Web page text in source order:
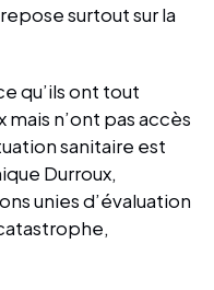
surtout sur la
qu’ils ont tout
n’ont pas accès
sanitaire est
Durroux,
unies d’évaluation